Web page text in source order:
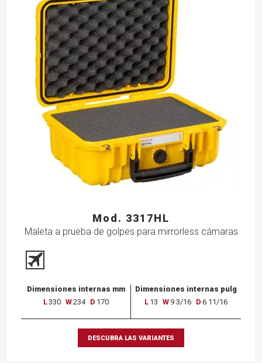
Mod. 3317HL
Maleta a prueba de golpes para mirrorless cámaras
Dimensiones internas mm
L330 W234 D 170
Dimensiones internas pulg
L 13 W 9 3/16 D 6 11/16
DESCUBRA LAS VARIANTES